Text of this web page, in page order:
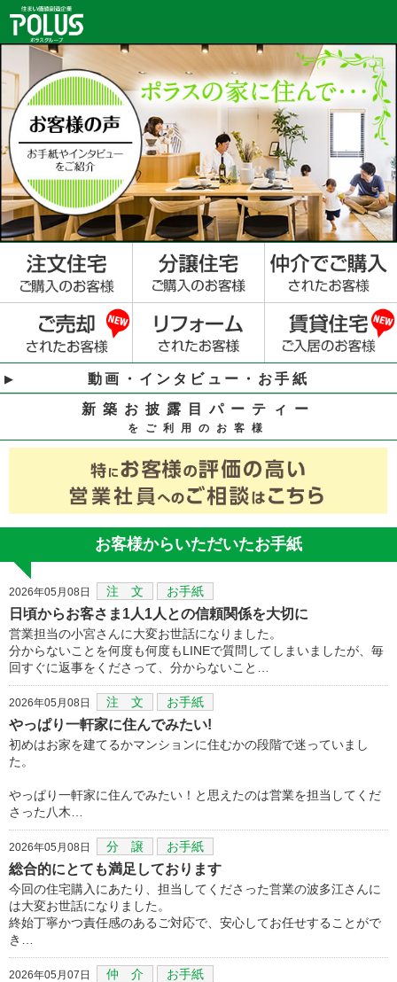
動画・インタビュー・お手紙
新築お披露目パーティー
をご利用のお客様
お客様からいただいたお手紙
2026年05月08日 注 文 お手紙
日頃からお客さま1人1人との信頼関係を大切に
営業担当の小宮さんに大変お世話になりました。
分からないことを何度も何度もLINEで質問してしまいましたが、毎
回すぐに返事をくださって、分からないこと…
2026年05月08日 注 文 お手紙
やっぱり一軒家に住んでみたい!
初めはお家を建てるかマンションに住むかの段階で迷っていまし
た。
やっぱり一軒家に住んでみたい！と思えたのは営業を担当してくだ
さった八木…
2026年05月08日 分 譲 お手紙
総合的にとても満足しております
今回の住宅購入にあたり、担当してくださった営業の波多江さんに
は大変お世話になりました。
終始丁寧かつ責任感のあるご対応で、安心してお任せすることがで
き…
2026年05月07日 仲 介 お手紙